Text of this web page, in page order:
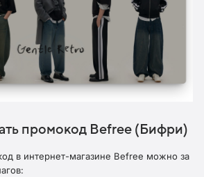
промокод Befree (Бифри)
в интернет-магазине Befree можно за